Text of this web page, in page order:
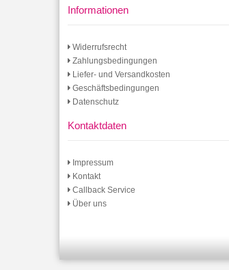
Informationen
Widerrufsrecht
Zahlungsbedingungen
Liefer- und Versandkosten
Geschäftsbedingungen
Datenschutz
Kontaktdaten
Impressum
Kontakt
Callback Service
Über uns